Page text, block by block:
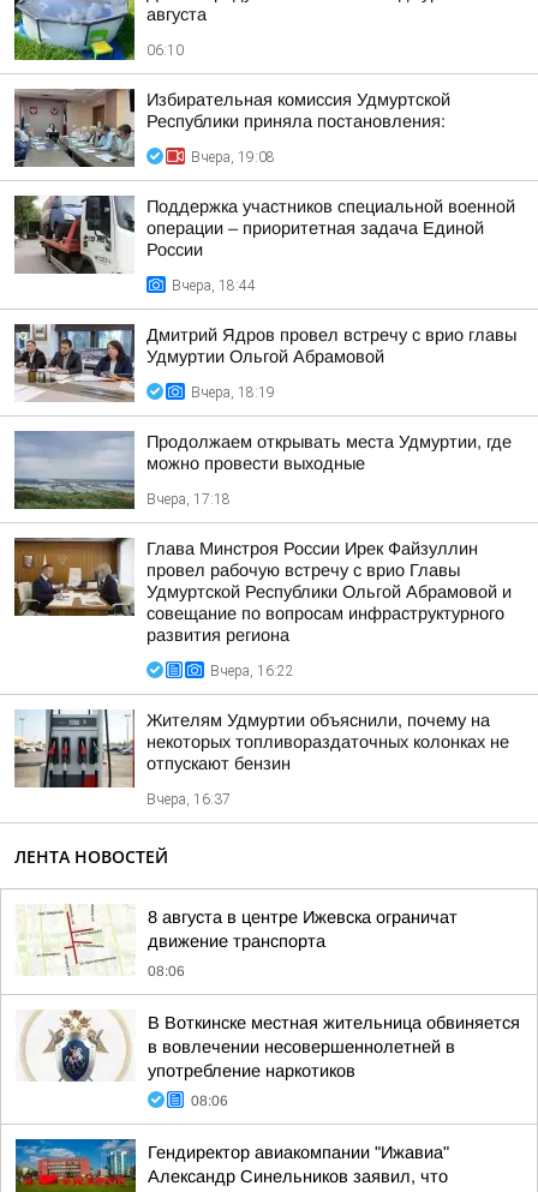
августа
06:10
Избирательная комиссия Удмуртской
Республики приняла постановления:
Вчера, 19:08
Поддержка участников специальной военной
операции – приоритетная задача Единой
России
Вчера, 18:44
Дмитрий Ядров провел встречу с врио главы
Удмуртии Ольгой Абрамовой
Вчера, 18:19
Продолжаем открывать места Удмуртии, где
можно провести выходные
Вчера, 17:18
Глава Минстроя России Ирек Файзуллин
провел рабочую встречу с врио Главы
Удмуртской Республики Ольгой Абрамовой и
совещание по вопросам инфраструктурного
развития региона
Вчера, 16:22
Жителям Удмуртии объяснили, почему на
некоторых топливораздаточных колонках не
отпускают бензин
Вчера, 16:37
ЛЕНТА НОВОСТЕЙ
8 августа в центре Ижевска ограничат
движение транспорта
08:06
В Воткинске местная жительница обвиняется
в вовлечении несовершеннолетней в
употребление наркотиков
08:06
Гендиректор авиакомпании "Ижавиа"
Александр Синельников заявил, что